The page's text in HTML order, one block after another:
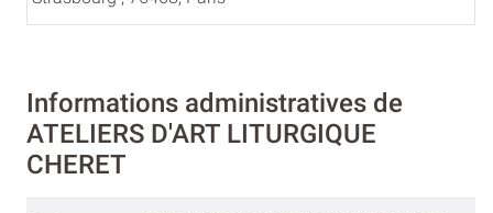
Informations administratives de
ATELIERS D'ART LITURGIQUE
CHERET